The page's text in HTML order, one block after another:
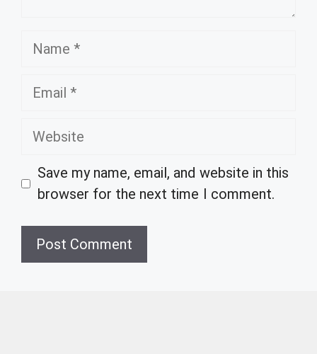
Name
Email
Website
Save my name, email, and website in this
browser for the next time I comment.